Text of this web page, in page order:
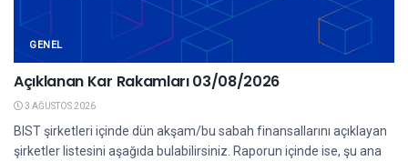
GENEL
Açıklanan Kar Rakamları 03/08/2026
3 AĞUSTOS 2026
BIST şirketleri içinde dün akşam/bu sabah finansallarını açıklayan
şirketler listesini aşağıda bulabilirsiniz. Raporun içinde ise, şu ana